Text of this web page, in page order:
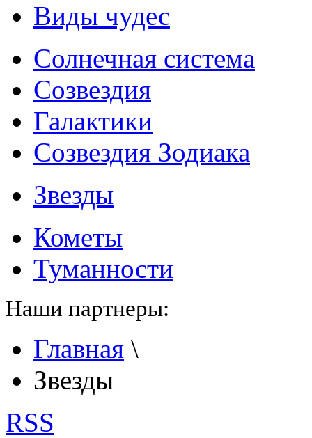
Виды чудес
Солнечная система
Созвездия
Галактики
Созвездия Зодиака
Звезды
Кометы
Туманности
Наши партнеры:
Главная \
Звезды
RSS